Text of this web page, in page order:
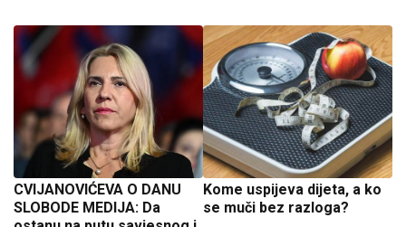
CVIJANOVIĆEVA O DANU
SLOBODE MEDIJA: Da
Kome uspijeva dijeta, a ko
se muči bez razloga?